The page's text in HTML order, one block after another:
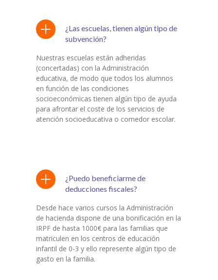
¿Las escuelas, tienen algún tipo de
subvención?
Nuestras escuelas están adheridas
(concertadas) con la Administración
educativa, de modo que todos los alumnos
en función de las condiciones
socioeconómicas tienen algún tipo de ayuda
para afrontar el coste de los servicios de
atención socioeducativa o comedor escolar.
¿Puedo beneficiarme de
deducciones fiscales?
Desde hace varios cursos la Administración
de hacienda dispone de una bonificación en la
IRPF de hasta 1000€ para las familias que
matriculen en los centros de educación
infantil de 0-3 y ello represente algún tipo de
gasto en la familia.